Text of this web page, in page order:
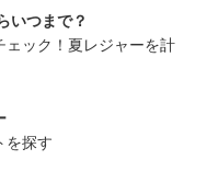
いつまで？
ック！夏レジャーを計
を探す